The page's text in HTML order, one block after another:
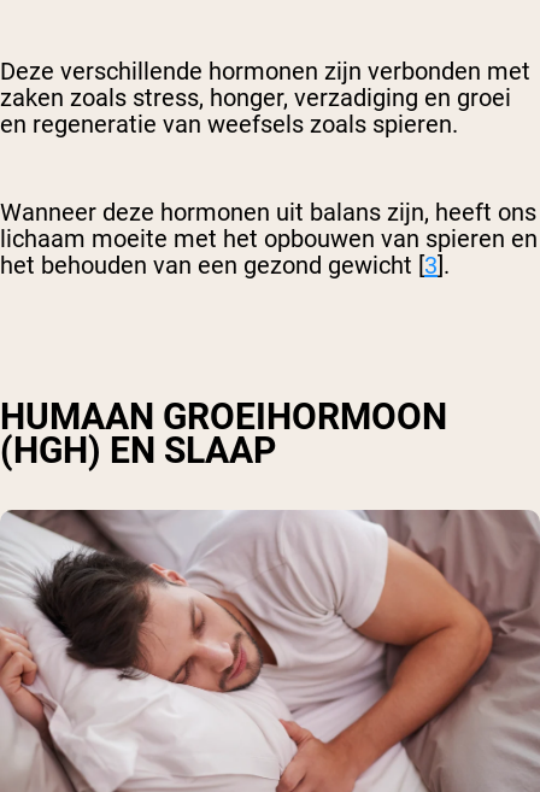
Deze verschillende hormonen zijn verbonden met
zaken zoals stress, honger, verzadiging en groei
en regeneratie van weefsels zoals spieren.
Wanneer deze hormonen uit balans zijn, heeft ons
lichaam moeite met het opbouwen van spieren en
het behouden van een gezond gewicht [3].
HUMAAN GROEIHORMOON
(HGH) EN SLAAP